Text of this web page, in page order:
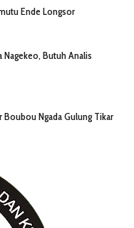
Ende Longsor
Nagekeo, Butuh Analis
Boubou Ngada Gulung Tikar